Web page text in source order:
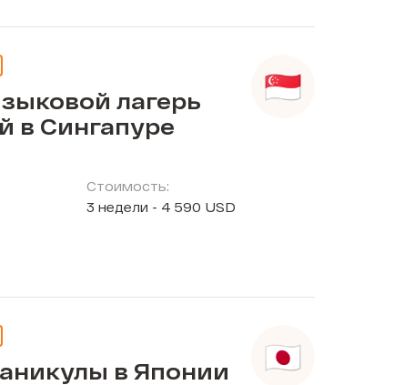
лагерь
в Сингапуре
Стоимость:
3 недели - 4 590 USD
в Японии